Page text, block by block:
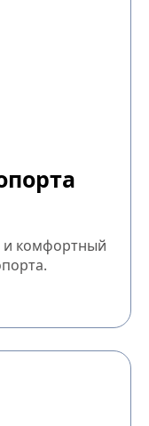
и комфортный